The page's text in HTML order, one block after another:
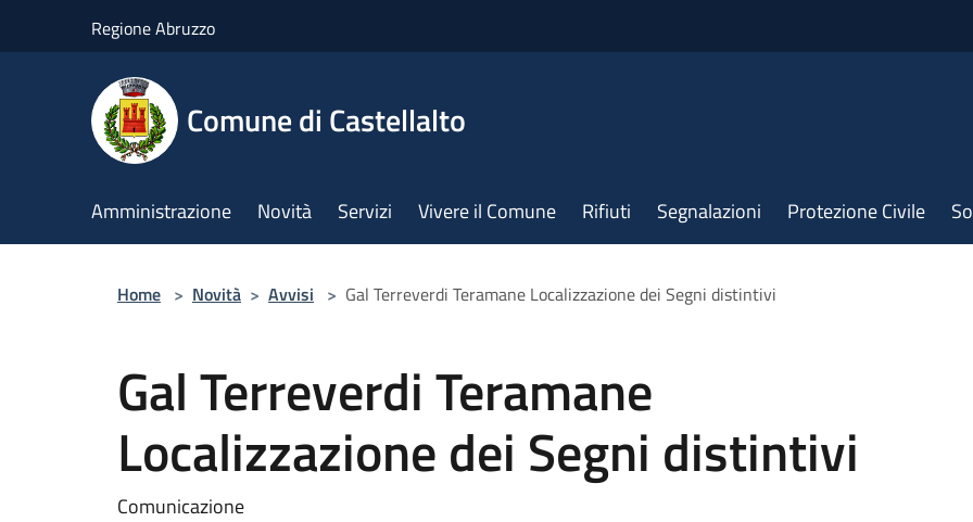
Regione Abruzzo
Comune di Castellalto
Amministrazione Novità Servizi Vivere il Comune Rifiuti Segnalazioni Protezione Civile
Home > Novità > Avvisi > Gal Terreverdi Teramane Localizzazione dei Segni distintivi
Gal Terreverdi Teramane
Localizzazione dei Segni distintivi
Comunicazione